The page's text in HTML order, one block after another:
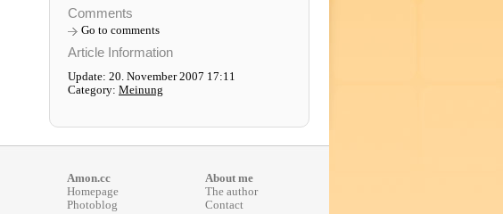
Comments
Go to comments
Article Information
Update: 20. November 2007 17:11
Category: Meinung
Amon.cc
Homepage
Photoblog
About me
The author
Contact